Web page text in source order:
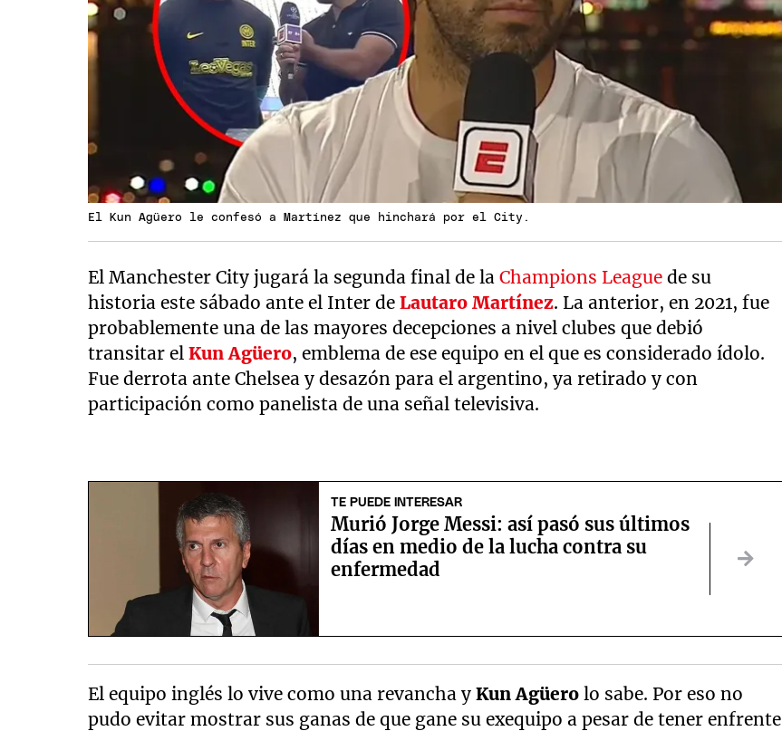
El Kun Agüero le confesó a Martínez que hinchará por el City.
El Manchester City jugará la segunda final de laChampions League de su
historia este sábado ante el Inter deLautaro Martínez. La anterior, en 2021, fue
probablemente una de las mayores decepciones a nivel clubes que debió
transitar elKun Agüero, emblema de ese equipo en el que es considerado ídolo.
Fue derrota ante Chelsea y desazón para el argentino, ya retirado y con
participación como panelista de una señal televisiva.
TE PUEDE INTERESAR
Murió Jorge Messi: así pasó sus últimos
días en medio de la lucha contra su
enfermedad
El equipo inglés lo vive como una revancha yKun Agüerolo sabe. Por eso no
pudo evitar mostrar sus ganas de que gane su exequipo a pesar de tener enfrente